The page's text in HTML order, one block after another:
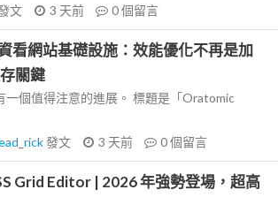
文 3 天前 0個留言
看網站基礎設施：效能優化不再是加
關鍵
一個值得注意的進展。 標題是「Oratomic
發文 3 天前 0個留言
Grid Editor | 2026 年強勢登場，超高